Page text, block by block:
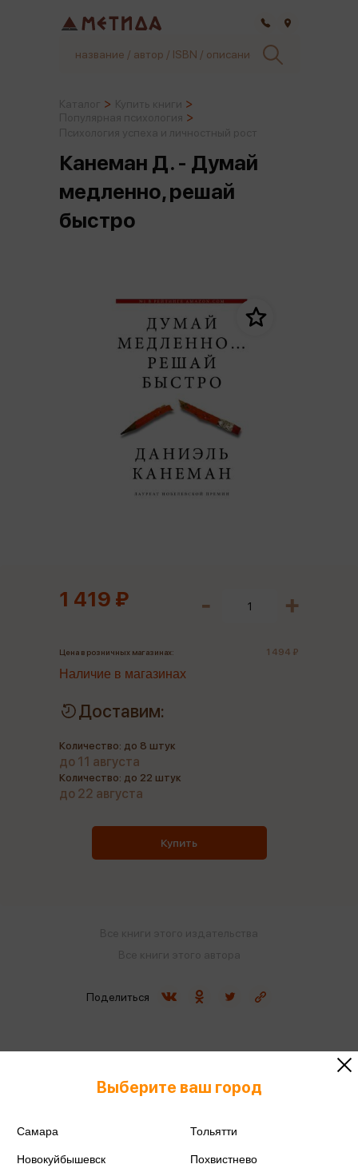
Канеман Д. - Думай
медленно, решай
быстро
978-5-17-080053-7
Год издания
1 419 ₽
Цена в розничных магазинах: 1 494 ₽
Наличие в магазинах
Доставим:
Количество: до 8 штук
до 11 августа
Количество: до 22 штук
до 22 августа
Купить
Поделиться
Выберите ваш город
Самара Тольятти
Новокуйбышевск Похвистнево